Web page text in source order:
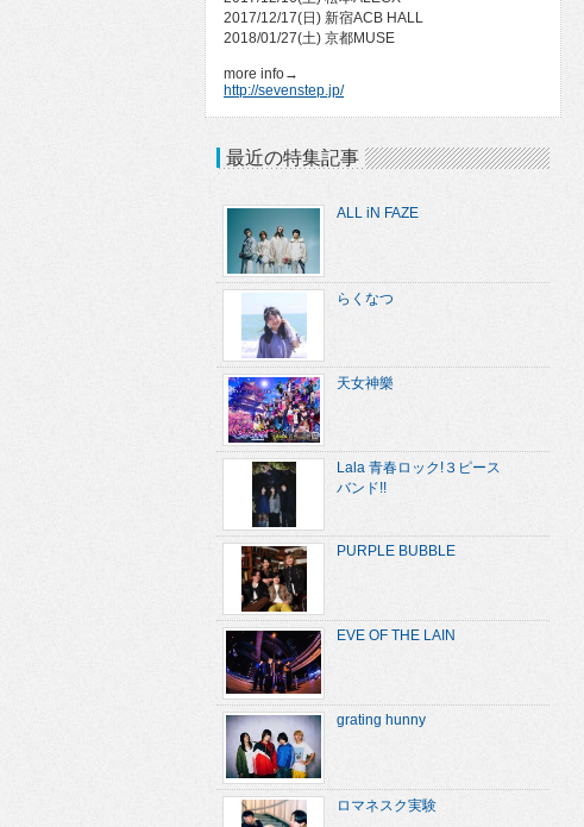
2017/12/17(日) 新宿ACB HALL
2018/01/27(土) 京都MUSE
more info→
http://sevenstep.jp/
最近の特集記事
ALL iN FAZE
らくなつ
天女神樂
Lala 青春ロック!３ピース
バンド!!
PURPLE BUBBLE
EVE OF THE LAIN
grating hunny
ロマネスク実験